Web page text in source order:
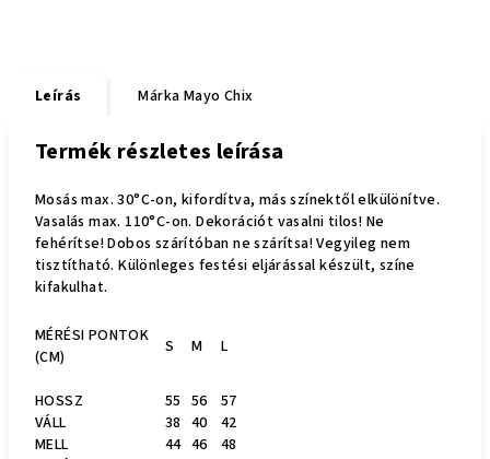
Leírás Márka Mayo Chix
Termék részletes leírása
Mosás max. 30°C-on, kifordítva, más színektől elkülönítve.
Vasalás max. 110°C-on. Dekorációt vasalni tilos! Ne
fehérítse! Dobos szárítóban ne szárítsa! Vegyileg nem
tisztítható. Különleges festési eljárással készült, színe
kifakulhat.
MÉRÉSI PONTOK
(CM)
S M L
HOSSZ 55 56
57
VÁLL
38 40
42
MELL
44 46
48